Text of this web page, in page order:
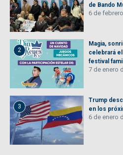
de Bando
6 de
2
Magia,
celebrará
festival
7 de enero
3
Trump
en los
6 de enero